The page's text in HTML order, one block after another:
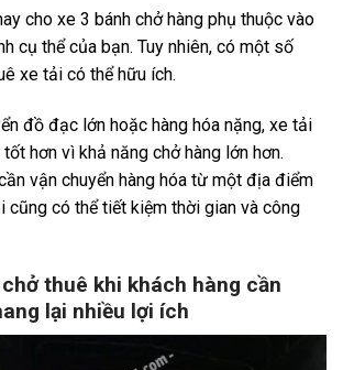
cho xe 3 bánh chở hàng phụ thuộc vào
cụ thể của bạn. Tuy nhiên, có một số
xe tải có thể hữu ích.
đồ đạc lớn hoặc hàng hóa nặng, xe tải
hơn vì khả năng chở hàng lớn hơn.
vận chuyển hàng hóa từ một địa điểm
cũng có thể tiết kiệm thời gian và công
thuê khi khách hàng cần
lại nhiều lợi ích